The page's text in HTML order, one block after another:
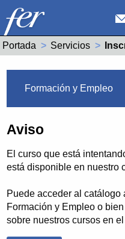
Portada Servicios
Formación y Empleo
Aviso
El curso que está
está disponible en nuestro
Puede acceder al
Formación y Empleo o
sobre nuestros cursos en